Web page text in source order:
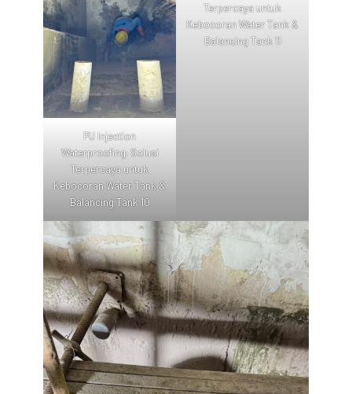
PU Injection
Waterproofing: Solusi
Terpercaya untuk
Kebocoran Water Tank &
Balancing Tank 10
Terpercaya untuk
Kebocoran Water Tank &
Balancing Tank 11